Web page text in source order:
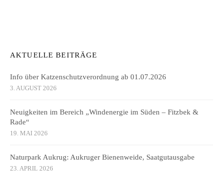
AKTUELLE BEITRÄGE
Info über Katzenschutzverordnung ab 01.07.2026
3. AUGUST 2026
Neuigkeiten im Bereich „Windenergie im Süden – Fitzbek &
Rade“
19. MAI 2026
Naturpark Aukrug: Aukruger Bienenweide, Saatgutausgabe
23. APRIL 2026